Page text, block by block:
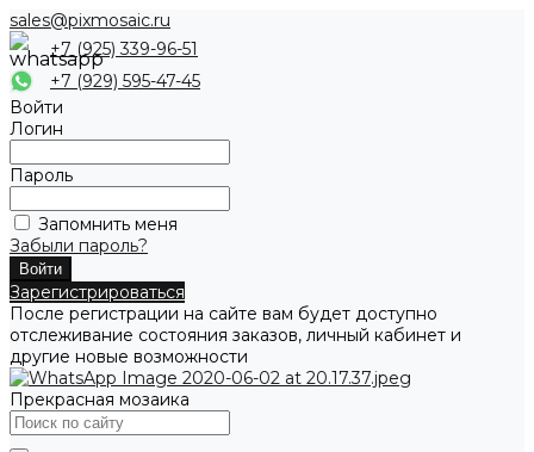
sales@pixmosaic.ru
+7 (925) 339-96-51
+7 (929) 595-47-45
Войти
Логин
Пароль
Запомнить меня
Забыли пароль?
Зарегистрироваться
После регистрации на сайте вам будет доступно
отслеживание состояния заказов, личный кабинет и
другие новые возможности
Прекрасная мозаика